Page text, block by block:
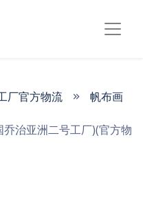
厂官方物流 帆布画
治亚洲二号工厂)(官方物